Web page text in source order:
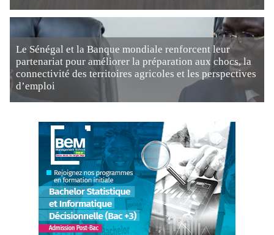
Le Sénégal et la Banque mondiale renforcent leur
partenariat pour améliorer la préparation aux chocs, la
connectivité des territoires agricoles et les perspectives
d’emploi